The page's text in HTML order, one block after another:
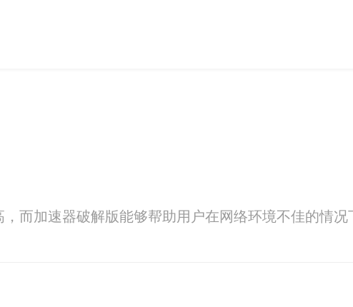
而加速器破解版能够帮助用户在网络环境不佳的情况